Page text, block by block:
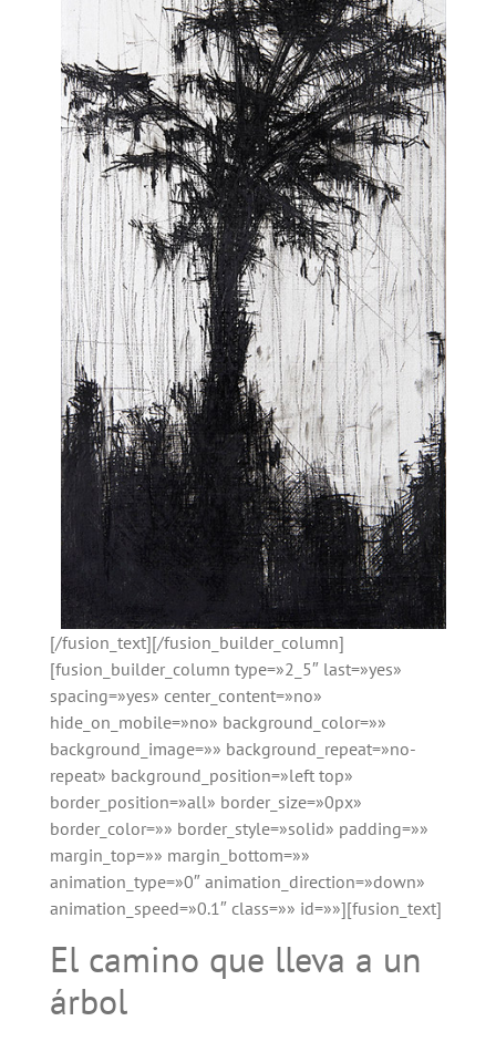
[/fusion_text][/fusion_builder_column]
[fusion_builder_column type=»2_5″ last=»yes»
spacing=»yes» center_content=»no»
hide_on_mobile=»no» background_color=»»
background_image=»» background_repeat=»no-
repeat» background_position=»left top»
border_position=»all» border_size=»0px»
border_color=»» border_style=»solid» padding=»»
margin_top=»» margin_bottom=»»
animation_type=»0″ animation_direction=»down»
animation_speed=»0.1″ class=»» id=»»][fusion_text]
El camino que lleva a un
árbol